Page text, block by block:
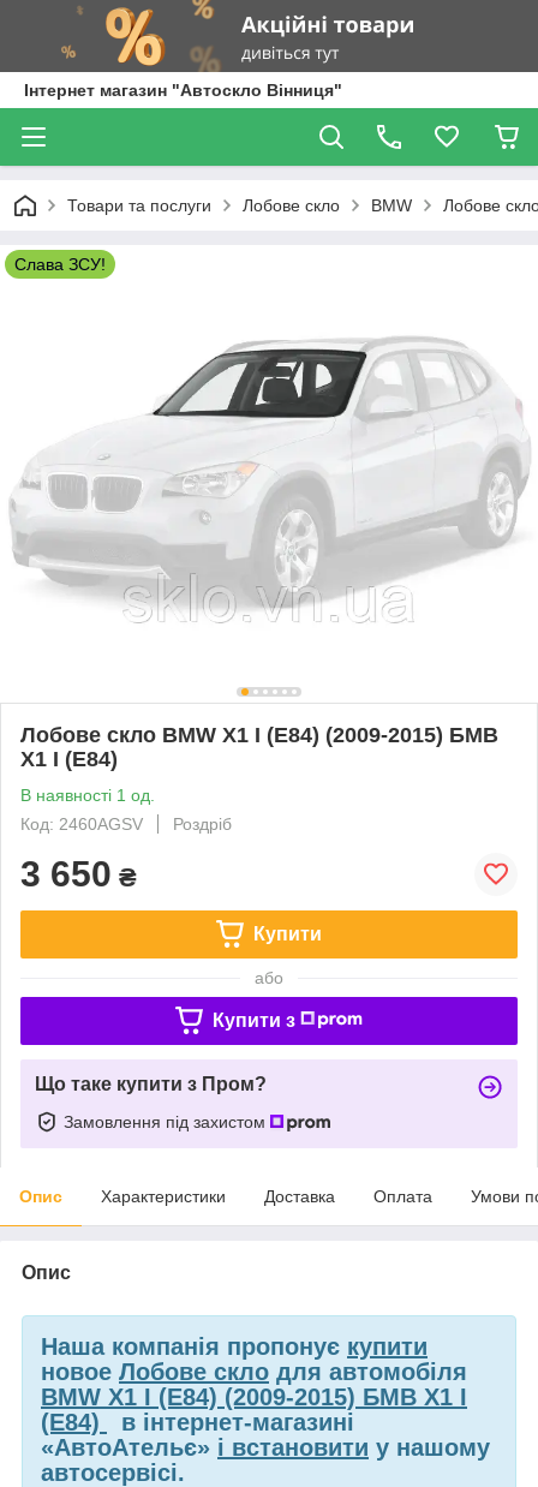
Інтернет магазин "Автоскло Вінниця"
Товари та послуги Лобове скло BMW Лобове
Слава ЗСУ!
Лобове скло BMW X1 I (E84) (2009-2015) БМВ
X1 I (E84)
В наявності 1 од.
Код: 2460AGSV
Роздріб
3 650 ₴
Купити
або
Купити з
Що таке купити з Пром?
Замовлення під захистом
Опис Характеристики Доставка Оплата Умови
Опис
Наша компанія пропонує купити
новое Лобове скло для автомобіля
BMW X1 I (E84) (2009-2015) БМВ X1 I
(E84)
в інтернет-магазині
«АвтоАтельє» і встановити у нашому
автосервісі.